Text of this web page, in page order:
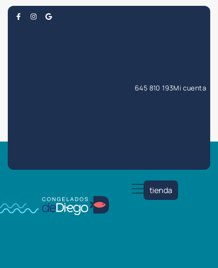
645 810 193Mi cuenta
tienda